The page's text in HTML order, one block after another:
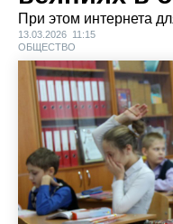
При этом интернета
13.03.2026 11:15
ОБЩЕСТВО